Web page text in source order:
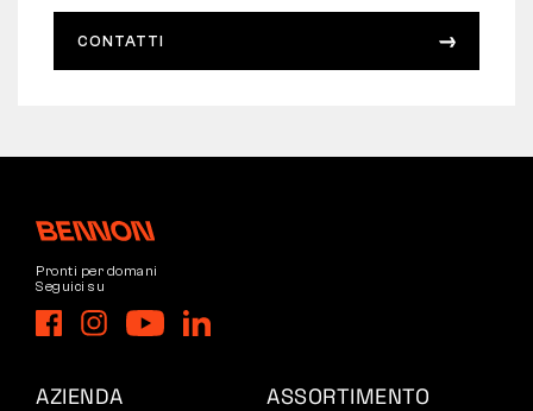
CONTATTI
Pronti per domani
Seguici su
AZIENDA ASSORTIMENTO